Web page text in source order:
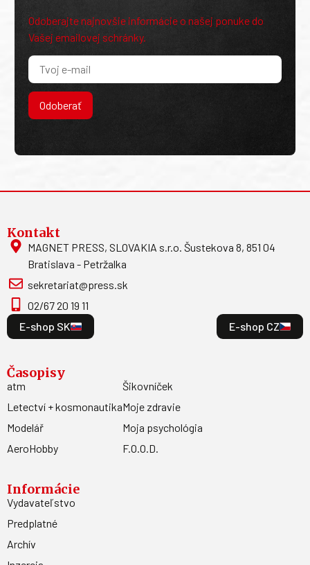
Odoberajte najnovšie informácie o našej ponuke do
Vašej emailovej schránky.
Odoberať
Kontakt
MAGNET PRESS, SLOVAKIA s.r.o. Šustekova 8, 851 04
Bratislava - Petržalka
sekretariat@press.sk
02/67 20 19 11
E-shop SK
E-shop CZ
Časopisy
atm
Letectví + kosmonautika
Modelář
AeroHobby
Šikovníček
Moje zdravie
Moja psychológia
F.O.O.D.
Informácie
Vydavateľstvo
Predplatné
Archív